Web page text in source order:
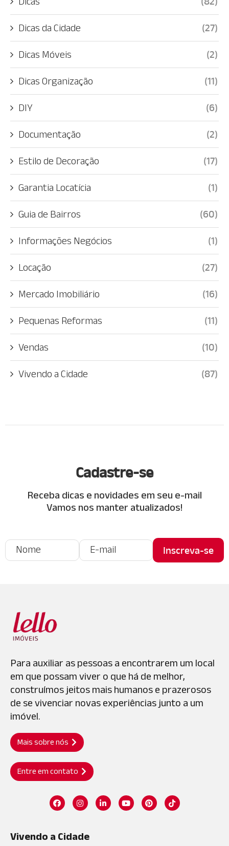
Dicas da Cidade (27)
Dicas Móveis (2)
Dicas Organização (11)
DIY (6)
Documentação (2)
Estilo de Decoração (17)
Garantia Locatícia (1)
Guia de Bairros (60)
Informações Negócios (1)
Locação (27)
Mercado Imobiliário (16)
Pequenas Reformas (11)
Vendas (10)
Vivendo a Cidade (87)
Cadastre-se
Receba dicas e novidades em seu e-mail
Vamos nos manter atualizados!
Para auxiliar as pessoas a encontrarem um local
em que possam viver o que há de melhor,
construímos jeitos mais humanos e prazerosos
de se vivenciar novas experiências junto a um
imóvel.
Mais sobre nós
Entre em contato
Vivendo a Cidade